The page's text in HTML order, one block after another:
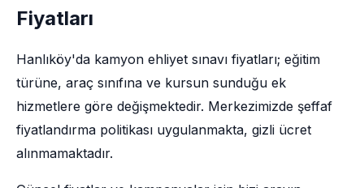
Fiyatları
Hanlıköy'da kamyon ehliyet sınavı fiyatları; eğitim
türüne, araç sınıfına ve kursun sunduğu ek
hizmetlere göre değişmektedir. Merkezimizde şeffaf
fiyatlandırma politikası uygulanmakta, gizli ücret
alınmamaktadır.